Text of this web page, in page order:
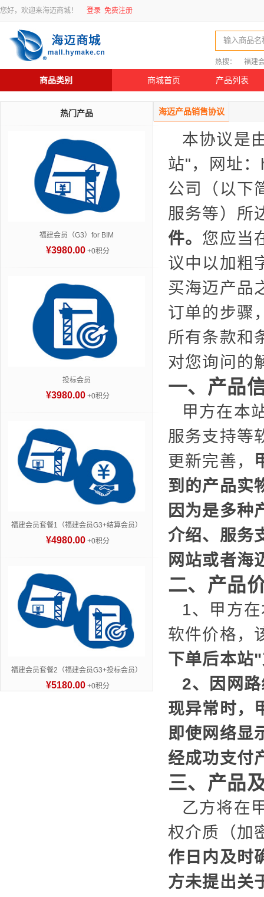
您好，欢迎来海迈商城！ 登录 免费注册
输入商品名
热搜： 福建
商品类别 商城首页 产品列表
热门产品
福建会员（G3）for BIM
¥3980.00 +0积分
投标会员
¥3980.00 +0积分
福建会员套餐1（福建会员G3+结算会员）
¥4980.00 +0积分
福建会员套餐2（福建会员G3+投标会员）
¥5180.00 +0积分
海迈产品销售协议
本协议是
站"，网址
公司（以下
服务等）所
件。 您应当
议中以加粗
买海迈产品
订单的步骤
所有条款和
对您询问的
一、产品
甲方在本
服务支持等
更新完善，
到的产品实
因为是多种
介绍、服务
网站或者海
二、产品
1、甲方
软件价格，
下单后本站
2、因网
现异常时，
即使网络显
经成功支付
三、产品
乙方将在
权介质（加
作日内及时
方未提出关